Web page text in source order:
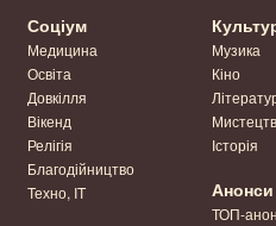
Соціум
Медицина
Освіта
Довкілля
Вікенд
Релігія
Благодійництво
Техно, IT
Музика
Кіно
Історія
Анонси
ТОП-